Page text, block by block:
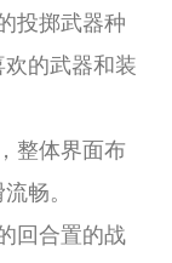
投掷武器种
的武器和装
整体界面布
畅。
回合置的战